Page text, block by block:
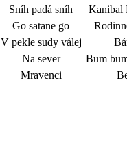
Sníh padá sníh
Kanibal
Go satane go
V pekle sudy válej
Na sever
Bum
Mravenci